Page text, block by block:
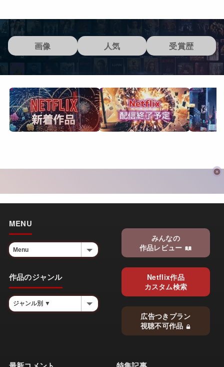
画像 人気 受賞歴
MENU
作品のジャンル
みんなの
作品レビュー
Netflix作品
カスタム検索
広告つきプラン
視聴不可作品